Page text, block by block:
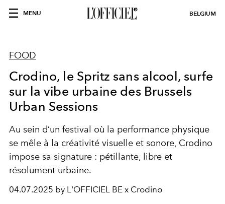
MENU BELGIUM
FOOD
Crodino, le Spritz sans alcool, surfe
sur la vibe urbaine des Brussels
Urban Sessions
Au sein d’un festival où la performance physique
se mêle à la créativité visuelle et sonore, Crodino
impose sa signature : pétillante, libre et
résolument urbaine.
04.07.2025 by L'OFFICIEL BE x Crodino